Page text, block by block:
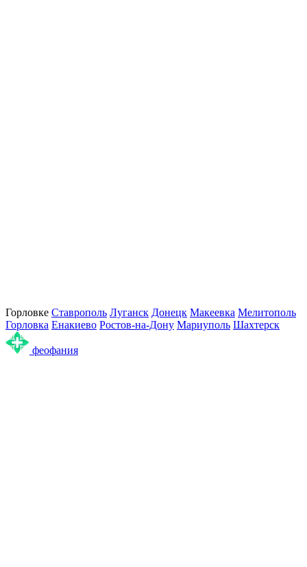
Горловке Ставрополь Луганск Донецк Макеевка Мелитополь
Горловка Енакиево Ростов-на-Дону Мариуполь Шахтерск
феофания